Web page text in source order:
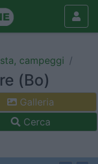
campeggi
(Bo)
Galleria
Cerca